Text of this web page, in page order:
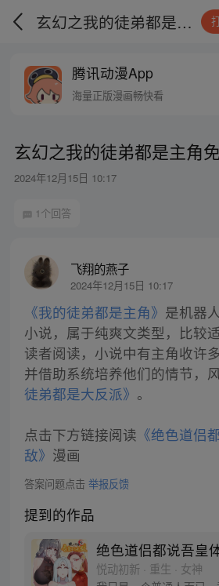
玄幻之我的徒弟都是主角免费阅读
腾讯动漫App
海量正版漫画畅快看
玄幻之我的徒弟都是主角
2024年12月15日 10:17
1个回答
飞翔的燕子
2024年12月15日 10:17
《我的徒弟都是主角》 是机器
小说，属于纯爽文类型，比较
读者阅读，小说中有主角收许
并借助系统培养他们的情节，
徒弟都是大反派》 。
点击下方链接阅读 《绝色道侣
敌》 漫画
答案问题点击 举报反馈
提到的作品
绝色道侣都说吾皇
悦动初新 · 重生 · 女神